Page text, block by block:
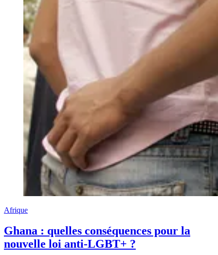
Afrique
Ghana : quelles conséquences pour la
nouvelle loi anti-LGBT+ ?